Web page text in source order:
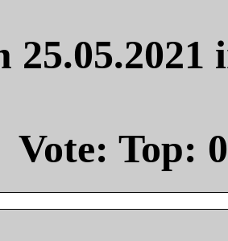
Vote: Top: 0